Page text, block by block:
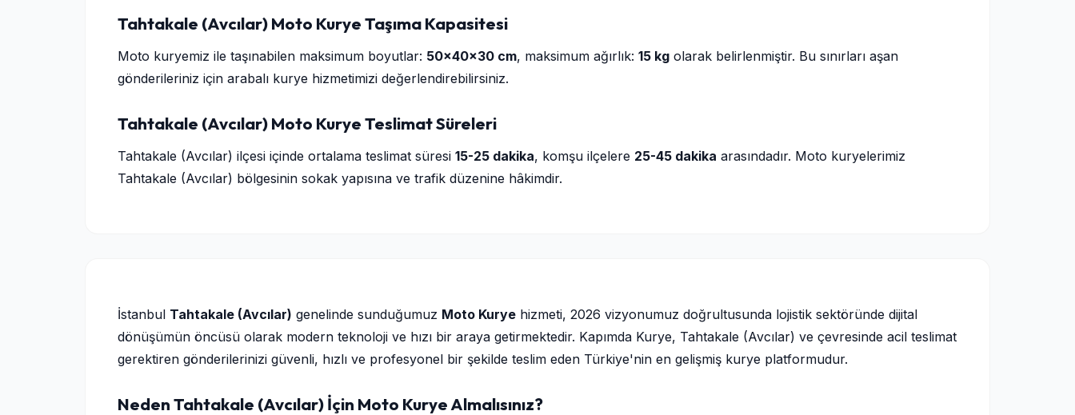
Tahtakale (Avcılar) Moto Kurye Taşıma Kapasitesi
Moto kuryemiz ile taşınabilen maksimum boyutlar: 50×40×30 cm, maksimum ağırlık: 15 kg olarak belirlenmiştir. Bu sınırları aşan
gönderileriniz için arabalı kurye hizmetimizi değerlendirebilirsiniz.
Tahtakale (Avcılar) Moto Kurye Teslimat Süreleri
Tahtakale (Avcılar) ilçesi içinde ortalama teslimat süresi 15-25 dakika, komşu ilçelere 25-45 dakika arasındadır. Moto kuryelerimiz
Tahtakale (Avcılar) bölgesinin sokak yapısına ve trafik düzenine hâkimdir.
İstanbul Tahtakale (Avcılar) genelinde sunduğumuz Moto Kurye hizmeti, 2026 vizyonumuz doğrultusunda lojistik sektöründe dijital
dönüşümün öncüsü olarak modern teknoloji ve hızı bir araya getirmektedir. Kapımda Kurye, Tahtakale (Avcılar) ve çevresinde acil teslimat
gerektiren gönderilerinizi güvenli, hızlı ve profesyonel bir şekilde teslim eden Türkiye'nin en gelişmiş kurye platformudur.
Neden Tahtakale (Avcılar) İçin Moto Kurye Almalısınız?